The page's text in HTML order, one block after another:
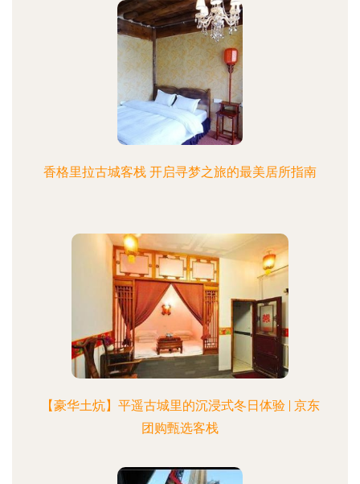
香格里拉古城客栈 开启寻梦之旅的最美居所指南
【豪华土炕】平遥古城里的沉浸式冬日体验 | 京东
团购甄选客栈